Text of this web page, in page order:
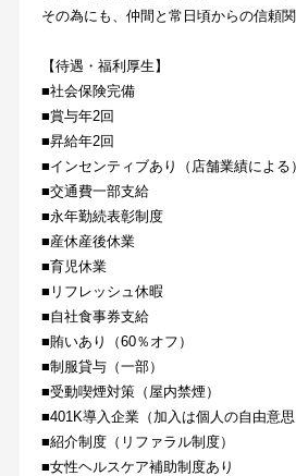
その為にも、仲間と常日頃からの信頼
【待遇・福利厚生】
■社会保険完備
■賞与年2回
■昇給年2回
■インセンティブあり（店舗業績による）
■交通費一部支給
■永年勤続表彰制度
■産休産後休業
■育児休業
■リフレッシュ休暇
■自社食事券支給
■賄いあり（60％オフ）
■制服貸与（一部）
■受動喫煙対策（屋内禁煙）
■401K導入企業（加入は個人の自由意思
■紹介制度（リファラル制度）
■女性ヘルスケア補助制度あり